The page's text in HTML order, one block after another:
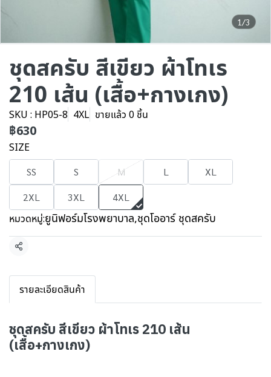
1/3
ชุดสครับ สีเขียว ผ้าโทเร
210 เส้น (เสื้อ+กางเกง)
SKU : HP05-8 4XL ขายแล้ว 0 ชิ้น
฿630
SIZE
SS S M L
XL
2XL
3XL 4XL
หมวดหมู่:ยูนิฟอร์มโรงพยาบาล,ชุดโออาร์ ชุดสครับ
แชร์
รายละเอียดสินค้า
ชุดสครับ สีเขียว ผ้าโทเร 210 เส้น
(เสื้อ+กางเกง)